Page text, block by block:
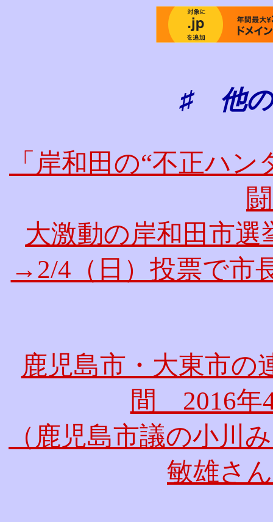
♯ 他
「岸和田の“不正ハ
大激動の岸和田市選
→2/4（日）投票で市
鹿児島市・大東市の
間 2016年
（鹿児島市議の小川
敏雄さ